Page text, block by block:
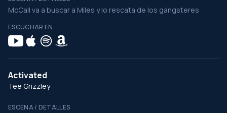
McCall va a buscar a Miles y lo rescata de los gángsteres
ESCUCHAR EN
Activated
Tee Grizzley
ESCENA / DETALLES